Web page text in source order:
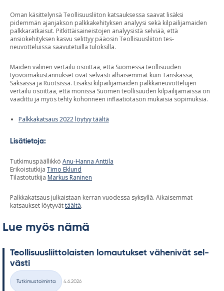
Oman käsittelynsä Teollisuusliiton katsauksessa saavat lisäksi
pidemmän ajanjakson palkkakehityksen analyysi sekä kilpailijamaiden
palkkaratkaisut. Pitkittäisaineistojen analyysistä selviää, että
ansiokehityksen kasvu selittyy pääosin Teollisuusliiton tes-
neuvotteluissa saavutetuilla tuloksilla.
Maiden välinen vertailu osoittaa, että Suomessa teollisuuden
työvoimakustannukset ovat selvästi alhaisemmat kuin Tanskassa,
Saksassa ja Ruotsissa. Lisäksi kilpailijamaiden palkkaneuvottelujen
vertailu osoittaa, että monissa Suomen teollisuuden kilpailijamaissa on
vaadittu ja myös tehty kohonneen inflaatiotason mukaisia sopimuksia.
Palkkakatsaus 2022 löytyy täältä
Lisätietoja:
Tutkimuspäällikkö Anu-Hanna Anttila
Erikoistutkija Timo Eklund
Tilastotutkija Markus Raninen
Palkkakatsaus julkaistaan kerran vuodessa syksyllä. Aikaisemmat
katsaukset löytyvättäältä.
Lue myös nämä
Teol­li­suus­liit­to­lais­ten lo­mau­tuk­set vä­he­ni­vät sel­
västi
Kategoriat
Tutkimustoiminta
4.6.2026